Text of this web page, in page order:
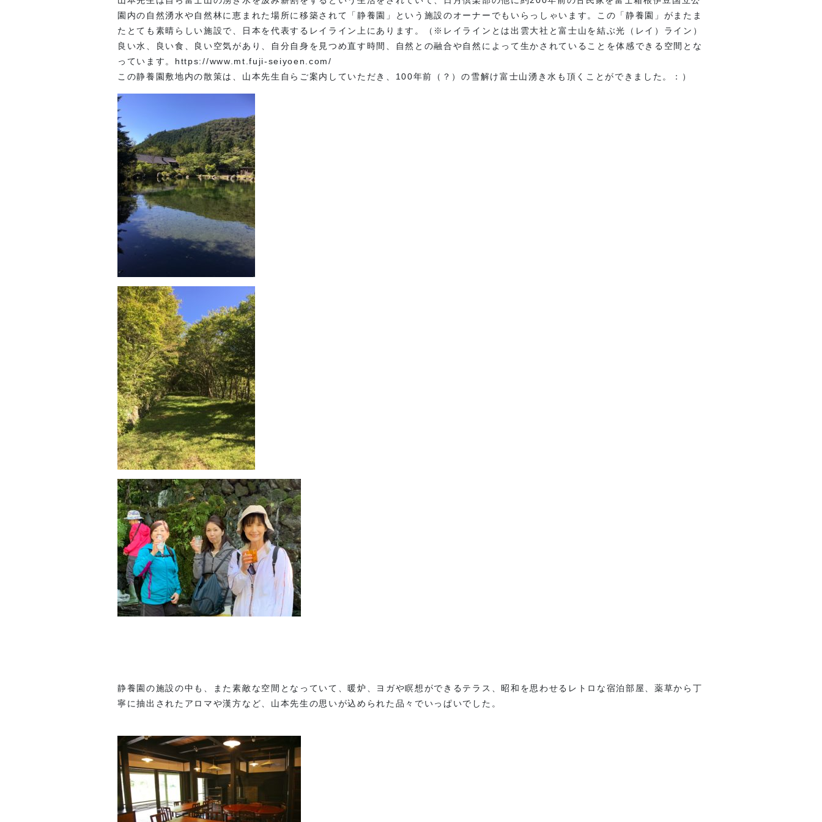
園内の自然湧水や自然林に恵まれた場所に移築されて「静養園」という施設のオーナーでもいらっしゃいます。この「静養園」がまたま
たとても素晴らしい施設で、日本を代表するレイライン上にあります。（※レイラインとは出雲大社と富士山を結ぶ光（レイ）ライン）
良い水、良い食、良い空気があり、自分自身を見つめ直す時間、自然との融合や自然によって生かされていることを体感できる空間とな
っています。https://www.mt.fuji-seiyoen.com/
この静養園敷地内の散策は、山本先生自らご案内していただき、100年前（？）の雪解け富士山湧き水も頂くことができました。：）
静養園の施設の中も、また素敵な空間となっていて、暖炉、ヨガや瞑想ができるテラス、昭和を思わせるレトロな宿泊部屋、薬草から丁
寧に抽出されたアロマや漢方など、山本先生の思いが込められた品々でいっぱいでした。